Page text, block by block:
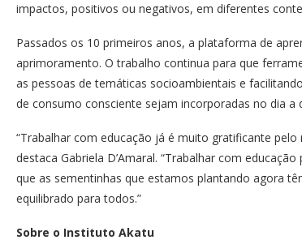
impactos, positivos ou negativos, em diferentes
Passados os 10 primeiros anos, a plataforma de
aprimoramento. O trabalho continua para que
as pessoas de temáticas socioambientais e
de consumo consciente sejam incorporadas no dia
“Trabalhar com educação já é muito gratificante
destaca Gabriela D’Amaral. “Trabalhar com
que as sementinhas que estamos plantando agora
equilibrado para todos.”
Sobre o Instituto Akatu